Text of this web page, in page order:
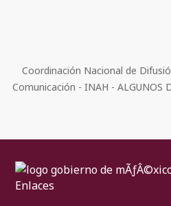
Coordinación Nacional de
Comunicación - INAH - ALGUNOS
Enlaces